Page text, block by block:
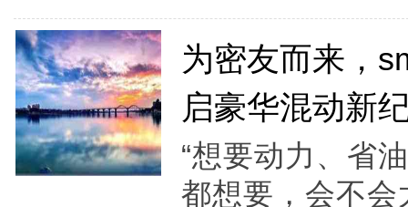
为密友而来，
启豪华混动新
“想要动力、省
都想要，会不会